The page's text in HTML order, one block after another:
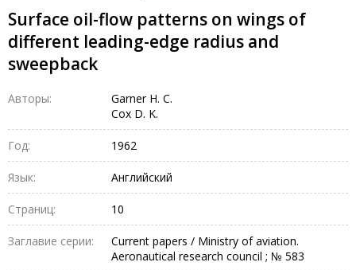
Surface oil-flow patterns on wings of
different leading-edge radius and
sweepback
Авторы:
Garner H. C.
Cox D. K.
Год: 1962
Язык: Английский
Страниц: 10
Заглавие серии:
Current papers / Ministry of aviation.
Aeronautical research council ; № 583